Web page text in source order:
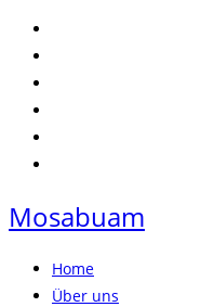
Zum
Inhalt
springen
Mosabuam
Home
Über uns